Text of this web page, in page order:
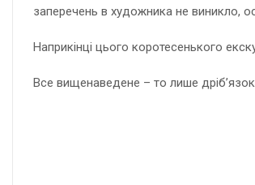
заперечень в художника не виникло,
Наприкінці цього коротесенького
Все вищенаведене – то лише